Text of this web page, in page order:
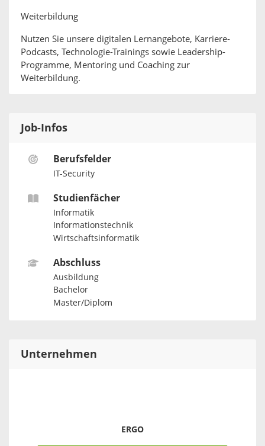
Weiterbildung
Nutzen Sie unsere digitalen Lernangebote, Karriere-
Podcasts, Technologie-Trainings sowie Leadership-
Programme, Mentoring und Coaching zur
Weiterbildung.
Job-Infos
Berufsfelder
IT-Security
Studienfächer
Informatik
Informationstechnik
Wirtschaftsinformatik
Abschluss
Ausbildung
Bachelor
Master/Diplom
Unternehmen
ERGO